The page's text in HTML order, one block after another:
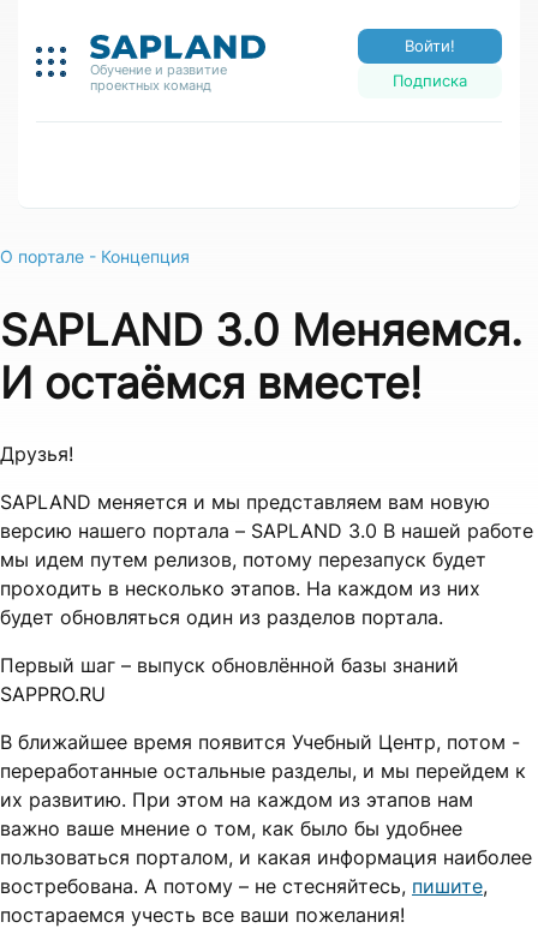
Обучение и развитие
проектных команд
Подписка
Войти!
О портале - Концепция
SAPLAND 3.0 Меняемся.
И остаёмся вместе!
Друзья!
SAPLAND меняется и мы представляем вам новую
версию нашего портала – SAPLAND 3.0 В нашей работе
мы идем путем релизов, потому перезапуск будет
проходить в несколько этапов. На каждом из них
будет обновляться один из разделов портала.
Первый шаг – выпуск обновлённой базы знаний
SAPPRO.RU
В ближайшее время появится Учебный Центр, потом -
переработанные остальные разделы, и мы перейдем к
их развитию. При этом на каждом из этапов нам
важно ваше мнение о том, как было бы удобнее
пользоваться порталом, и какая информация наиболее
востребована. А потому – не стесняйтесь, пишите,
постараемся учесть все ваши пожелания!